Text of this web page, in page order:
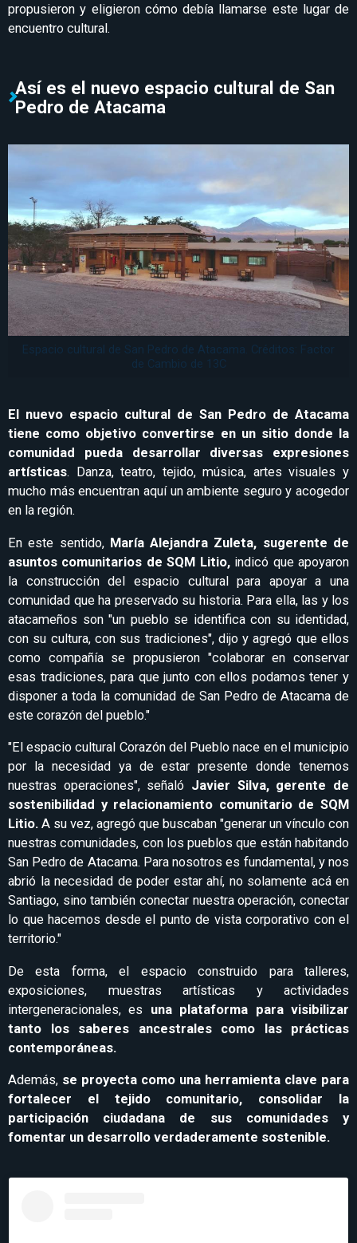
propusieron y eligieron cómo debía llamarse este lugar de
encuentro cultural.
Así es el nuevo espacio cultural de San
Pedro de Atacama
Espacio cultural de San Pedro de Atacama. Créditos: Factor
de Cambio de 13C
El nuevo espacio cultural de San Pedro de Atacama
tiene como objetivo convertirse en un sitio donde la
comunidad pueda desarrollar diversas expresiones
artísticas. Danza, teatro, tejido, música, artes visuales y
mucho más encuentran aquí un ambiente seguro y acogedor
en la región.
En este sentido, María Alejandra Zuleta, sugerente de
asuntos comunitarios de SQM Litio,indicó que apoyaron
la construcción del espacio cultural para apoyar a una
comunidad que ha preservado su historia. Para ella, las y los
atacameños son "un pueblo se identifica con su identidad,
con su cultura, con sus tradiciones", dijo y agregó que ellos
como compañía se propusieron "colaborar en conservar
esas tradiciones, para que junto con ellos podamos tener y
disponer a toda la comunidad de San Pedro de Atacama de
este corazón del pueblo."
"El espacio cultural Corazón del Pueblo nace en el municipio
por la necesidad ya de estar presente donde tenemos
nuestras operaciones", señaló Javier Silva, gerente de
sostenibilidad y relacionamiento comunitario de SQM
Litio. A su vez, agregó que buscaban "generar un vínculo con
nuestras comunidades, con los pueblos que están habitando
San Pedro de Atacama. Para nosotros es fundamental, y nos
abrió la necesidad de poder estar ahí, no solamente acá en
Santiago, sino también conectar nuestra operación, conectar
lo que hacemos desde el punto de vista corporativo con el
territorio."
De esta forma, el espacio construido para talleres,
exposiciones, muestras artísticas y actividades
intergeneracionales, es una plataforma para visibilizar
tanto los saberes ancestrales como las prácticas
contemporáneas.
Además, se proyecta como una herramienta clave para
fortalecer el tejido comunitario, consolidar la
participación ciudadana de sus comunidades y
fomentar un desarrollo verdaderamente sostenible.